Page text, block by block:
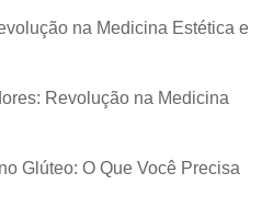
na Medicina Estética e
Revolução na Medicina
Glúteo: O Que Você Precisa